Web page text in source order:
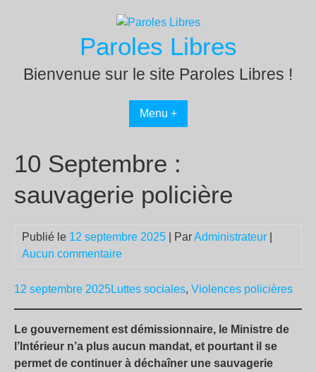
Paroles Libres
Bienvenue sur le site Paroles Libres !
Menu +
10 Septembre :
sauvagerie policière
Publié le 12 septembre 2025 | ParAdministrateur
Aucun commentaire
12 septembre 2025Luttes sociales, Violences policières
Le gouvernement est démissionnaire, le Ministre de
l’Intérieur n’a plus aucun mandat, et pourtant il se
permet de continuer à déchaîner une sauvagerie